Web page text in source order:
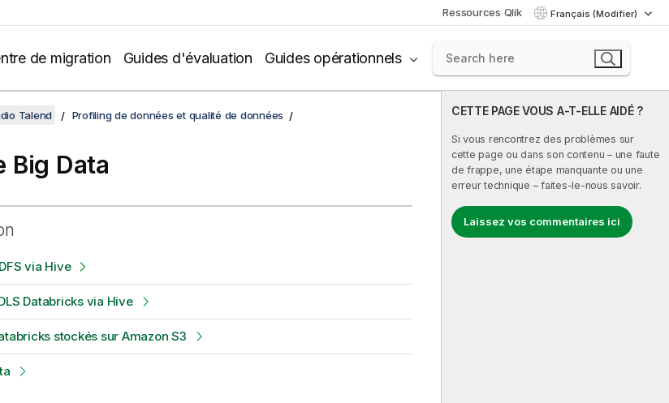
Ressources Qlik Français (Modifier)
de migration Guides d'évaluation Guides opérationnels
CETTE PAGE VOUS A-T-ELLE AIDÉ ?
Si vous rencontrez des problèmes sur
cette page ou dans son contenu – une faute
de frappe, une étape manquante ou une
erreur technique – faites-le-nous savoir.
Laissez vos commentaires ici
Talend Profiling de données et qualité de données
Big Data
via Hive
Databricks via Hive
stockés sur Amazon S3